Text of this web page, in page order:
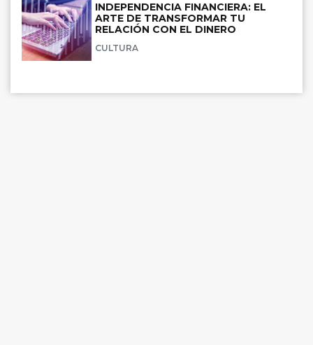
INDEPENDENCIA FINANCIERA: EL
ARTE DE TRANSFORMAR TU
RELACIÓN CON EL DINERO
CULTURA